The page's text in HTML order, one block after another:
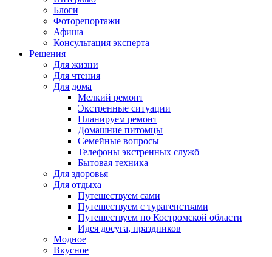
Блоги
Фоторепортажи
Афиша
Консультация эксперта
Решения
Для жизни
Для чтения
Для дома
Мелкий ремонт
Экстренные ситуации
Планируем ремонт
Домашние питомцы
Семейные вопросы
Телефоны экстренных служб
Бытовая техника
Для здоровья
Для отдыха
Путешествуем сами
Путешествуем с турагенствами
Путешествуем по Костромской области
Идея досуга, праздников
Модное
Вкусное